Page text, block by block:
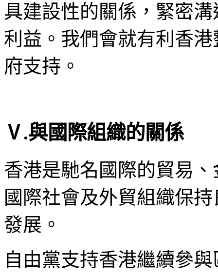
具建設性的關係，緊密
利益。我們會就有利香
府支持。
Ⅴ.與國際組織的關係
香港是馳名國際的貿易
國際社會及外貿組織保
發展。
自由黨支持香港繼續參